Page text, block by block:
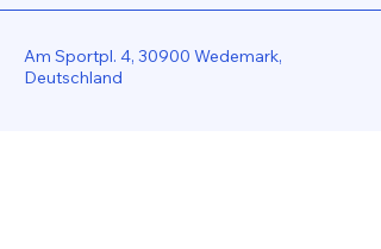
Am Sportpl. 4, 30900 Wedemark,
Deutschland